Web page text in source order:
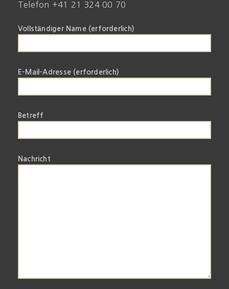
Telefon +41 21 324 00 70
Vollständiger Name (erforderlich)
E-Mail-Adresse (erforderlich)
Betreff
Nachricht